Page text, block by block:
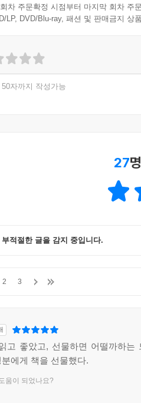
차 주문확정 시점부터 마지막 회차 주
LP, DVD/Blu-ray, 패션 및 판매금지 상
자까지 작성가능
27
부적절한 글을 감지 중입니다.
2 3
고 좋았고, 선물하면 어떨까하는
에게 책을 선물했다.
움이 되었나요?